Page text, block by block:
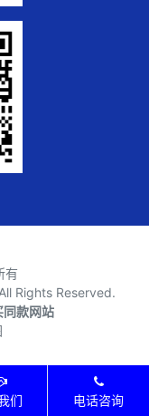
有
Rights Reserved.
同款网站
们 电话咨询